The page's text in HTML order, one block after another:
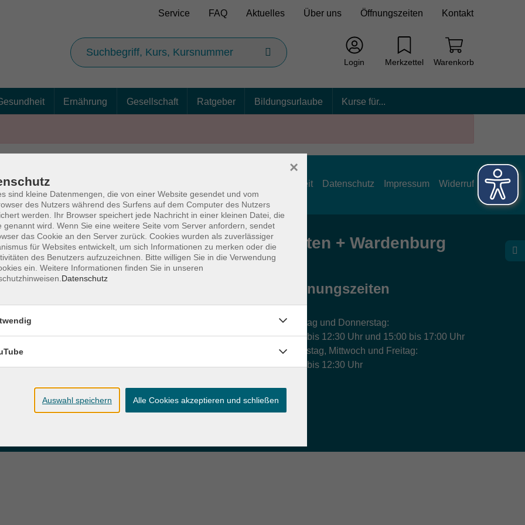
Service FAQ Aktuelles Über uns Öffnungszeiten Kontakt
Login Merkzettel Warenkorb
Ernährung Gesellschaft Ratgeber Bildungsurlaube Kurse für...
Barrierefreiheit Datenschutz Impressum Widerruf
und Donnerstag:
Volkshochschule Hatten + Wardenburg
26203 Wardenburg
Öffnungszeiten
Montag und Donnerstag:
9:00 bis 12:30 Uhr und 15:00 bis 17:00 Uhr
Dienstag, Mittwoch und Freitag:
9:00 bis 12:30 Uhr
sind kleine Datenmengen, die von einer Website gesendet und vom
des Nutzers während des Surfens auf dem Computer des Nutzers
werden. Ihr Browser speichert jede Nachricht in einer kleinen Datei, die
genannt wird. Wenn Sie eine weitere Seite vom Server anfordern, sendet
das Cookie an den Server zurück. Cookies wurden als zuverlässiger
für Websites entwickelt, um sich Informationen zu merken oder die
des Benutzers aufzuzeichnen. Bitte willigen Sie in die Verwendung
ein. Weitere Informationen finden Sie in unseren
Datenschutz
×
Auswahl speichern Alle Cookies akzeptieren und schließen